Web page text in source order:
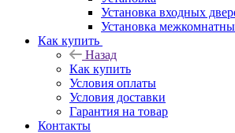
Установка входных
Установка
Как купить
Назад
Как купить
Условия оплаты
Условия доставки
Гарантия на товар
Контакты